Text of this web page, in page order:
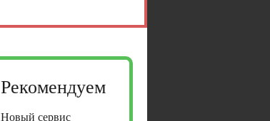
Рекомендуем
Новый сервис